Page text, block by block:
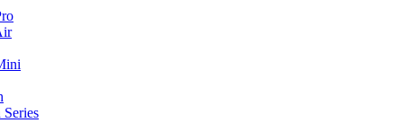
Series